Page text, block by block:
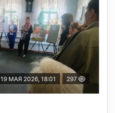
19 МАЯ 2026, 18:01 297